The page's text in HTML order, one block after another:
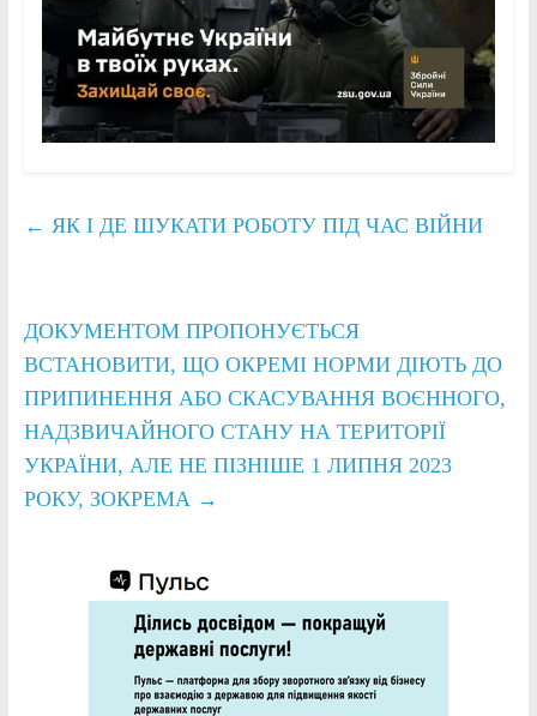
← ЯК І ДЕ ШУКАТИ РОБОТУ ПІД ЧАС ВІЙНИ
ДОКУМЕНТОМ ПРОПОНУЄТЬСЯ
ВСТАНОВИТИ, ЩО ОКРЕМІ НОРМИ ДІЮТЬ ДО
ПРИПИНЕННЯ АБО СКАСУВАННЯ ВОЄННОГО,
НАДЗВИЧАЙНОГО СТАНУ НА ТЕРИТОРІЇ
УКРАЇНИ, АЛЕ НЕ ПІЗНІШЕ 1 ЛИПНЯ 2023
РОКУ, ЗОКРЕМА →